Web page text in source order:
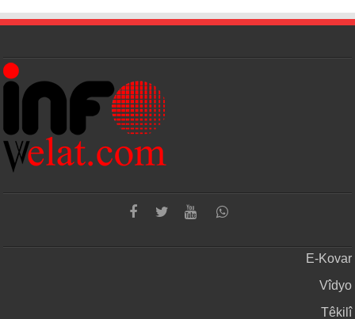
E-Kovar
Vîdyo
Têkilî